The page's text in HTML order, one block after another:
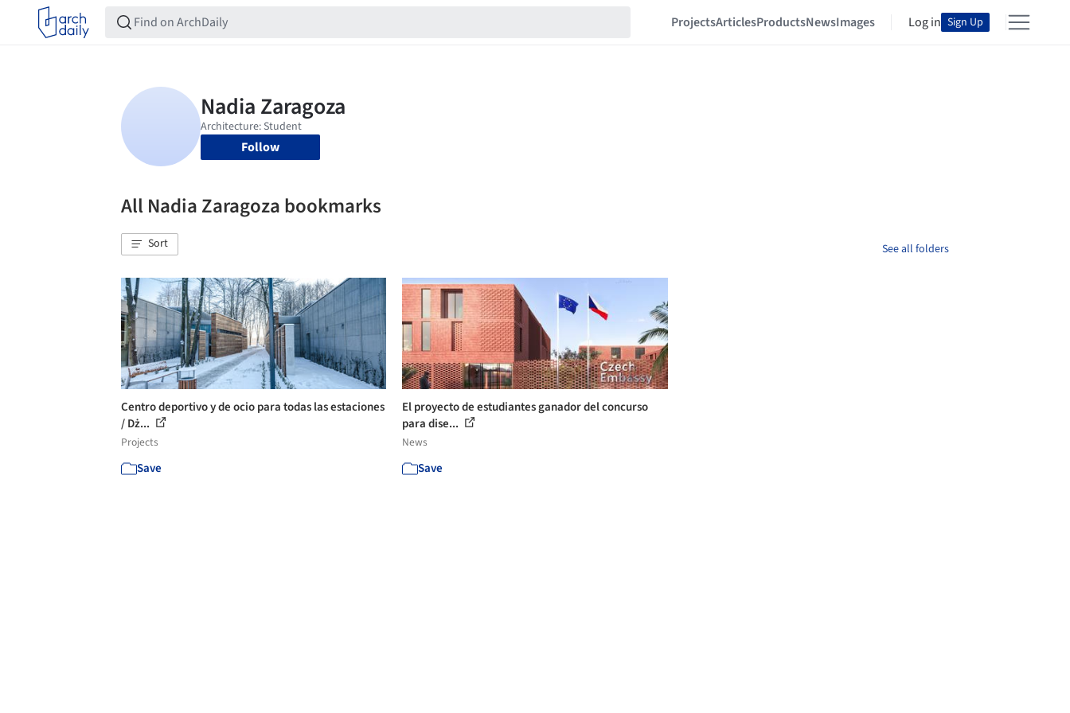
ProjectsArticlesProductsNewsImages Log in Sign Up
Follow
All Nadia Zaragoza bookmarks
Sort See all folders
Centro deportivo y de ocio para todas las estaciones
/ Dż...
Projects
Save
El proyecto de estudiantes ganador del concurso
para dise...
News
Save